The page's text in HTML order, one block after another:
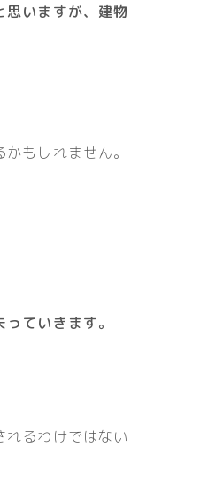
いますが、建物
もしれません。
ていきます。
るわけではない